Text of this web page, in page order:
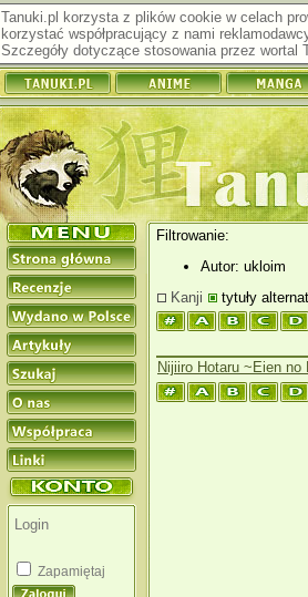
Tanuki.pl korzysta z plików cookie w celach
korzystać współpracujący z nami
Szczegóły dotyczące stosowania przez
Zapamiętaj
Filtrowanie:
Autor: ukloim
Kanji
tytuły
Nijiiro Hotaru ~Eien no